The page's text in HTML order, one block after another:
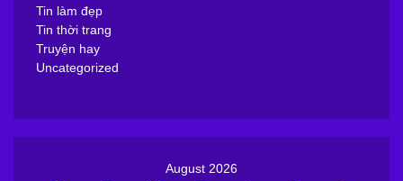
Tin làm đẹp
Tin thời trang
Truyện hay
Uncategorized
August 2026